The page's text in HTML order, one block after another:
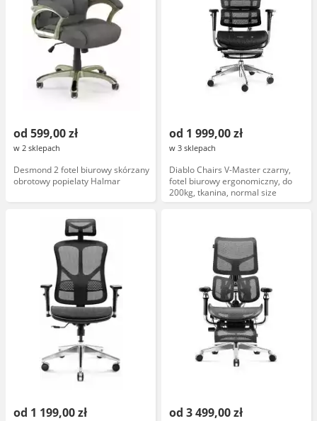
od 599,00 zł
w 2 sklepach
Desmond 2 fotel biurowy skórzany
obrotowy popielaty Halmar
od 1 999,00 zł
w 3 sklepach
Diablo Chairs V-Master czarny,
fotel biurowy ergonomiczny, do
200kg, tkanina, normal size
od 1 199,00 zł od 3 499,00 zł